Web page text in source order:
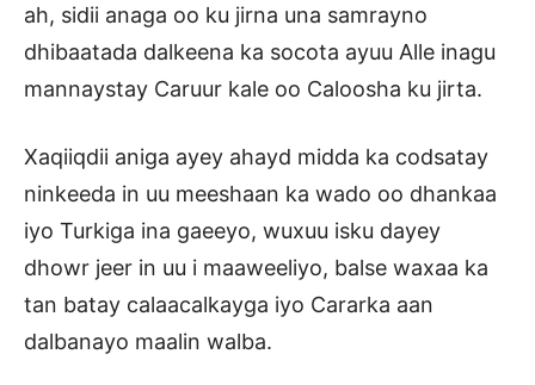
ah, sidii anaga oo ku jirna una samrayno
dhibaatada dalkeena ka socota ayuu Alle inagu
mannaystay Caruur kale oo Caloosha ku jirta.
Xaqiiqdii aniga ayey ahayd midda ka codsatay
ninkeeda in uu meeshaan ka wado oo dhankaa
iyo Turkiga ina gaeeyo, wuxuu isku dayey
dhowr jeer in uu i maaweeliyo, balse waxaa ka
tan batay calaacalkayga iyo Cararka aan
dalbanayo maalin walba.